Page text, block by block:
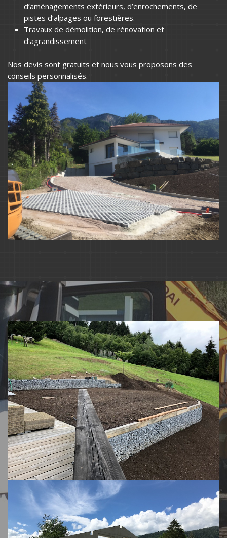
d’aménagements extérieurs, d’enrochements, de
pistes d’alpages ou forestières.
Travaux de démolition, de rénovation et
d’agrandissement
Nos devis sont gratuits et nous vous proposons des
conseils personnalisés.